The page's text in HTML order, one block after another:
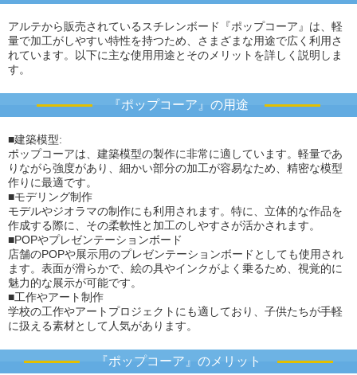
アルテから販売されているスチレンボード『ポップコーア』は、軽
量で加工がしやすい特性を持つため、さまざまな用途で広く利用さ
れています。以下に主な使用用途とそのメリットを詳しく説明しま
す。
『ポップコーア』の用途
■建築模型:
ポップコーアは、建築模型の製作に非常に適しています。軽量であ
りながら強度があり、細かい部分の加工が容易なため、精密な模型
作りに最適です。
■モデリング制作
モデルやジオラマの制作にも利用されます。特に、立体的な作品を
作成する際に、その柔軟性と加工のしやすさが活かされます。
■POPやプレゼンテーションボード
店舗のPOPや展示用のプレゼンテーションボードとしても使用され
ます。表面が滑らかで、絵の具やインクがよく乗るため、視覚的に
魅力的な展示が可能です。
■工作やアート制作
学校の工作やアートプロジェクトにも適しており、子供たちが手軽
に扱える素材として人気があります。
『ポップコーア』のメリット